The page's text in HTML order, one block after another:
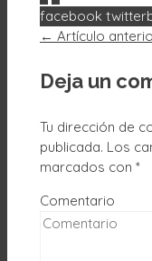
facebook
← Artículo
Deja un
Tu dirección de
publicada. Los
marcados con *
Comentario